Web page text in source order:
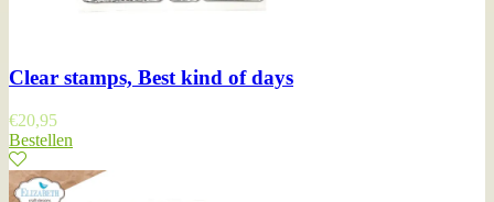
Clear stamps, Best kind of days
€20,95
Bestellen